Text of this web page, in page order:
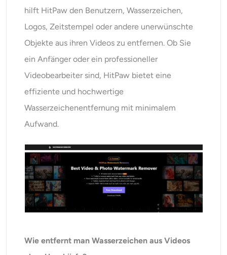
hilft HitPaw den Benutzern, Wasserzeichen,
Logos, Zeitstempel oder andere unerwünschte
Objekte aus ihren Videos zu entfernen. Ob Sie
ein Anfänger oder ein professioneller
Videobearbeiter sind, HitPaw bietet eine
effiziente und hochwertige
Wasserzeichenentfernung mit minimalem
Aufwand.
Wie entfernt man Wasserzeichen aus Videos